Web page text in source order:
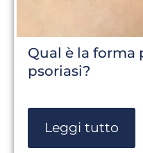
Qual è la forma
psoriasi?
Leggi tutto